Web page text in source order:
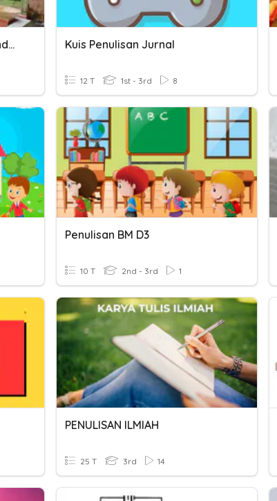
Ekonomi Kreatif-SMPN 1 Kandeman Kuis Penulisan Jurnal
12 T 1st - 3rd 8
Penulisan BM D3
10 T 2nd - 3rd 1
PENULISAN ILMIAH
25 T 3rd 14